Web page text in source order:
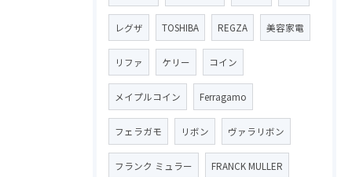
レグザ TOSHIBA REGZA 美容家電
リファ ケリー コイン
メイプルコイン Ferragamo
フェラガモ リボン ヴァラリボン
フランク ミュラー FRANCK MULLER